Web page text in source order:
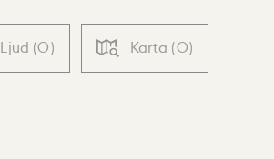
Ljud (0) Karta (0)